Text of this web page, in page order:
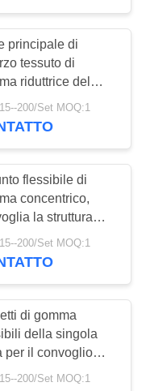
principale di
tessuto di
riduttrice del
del giunto di
del acciaio al
200/Set MOQ:1
flessibile di
concentrico,
la struttura
di gomma del
di dilatazione dei
200/Set MOQ:1
di gomma
della singola
per il convoglio
temperatura
200/Set MOQ:1